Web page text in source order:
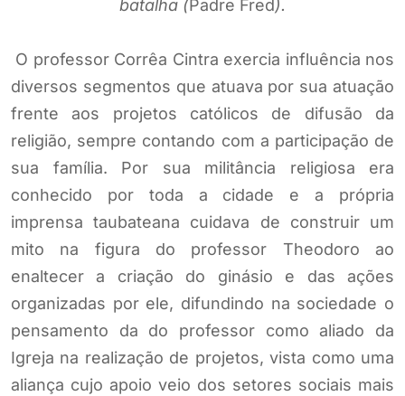
batalha (Padre Fred).
O professor Corrêa Cintra exercia influência nos
diversos segmentos que atuava por sua atuação
frente aos projetos católicos de difusão da
religião, sempre contando com a participação de
sua família. Por sua militância religiosa era
conhecido por toda a cidade e a própria
imprensa taubateana cuidava de construir um
mito na figura do professor Theodoro ao
enaltecer a criação do ginásio e das ações
organizadas por ele, difundindo na sociedade o
pensamento da do professor como aliado da
Igreja na realização de projetos, vista como uma
aliança cujo apoio veio dos setores sociais mais